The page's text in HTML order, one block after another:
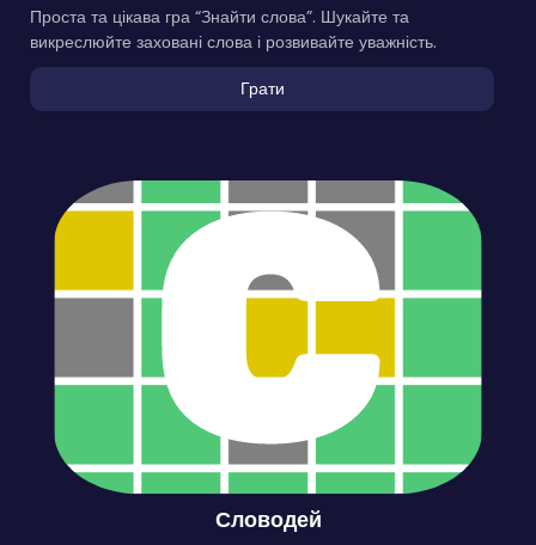
Проста та цікава гра “Знайти слова”. Шукайте та
викреслюйте заховані слова і розвивайте уважність.
Грати
Словодей